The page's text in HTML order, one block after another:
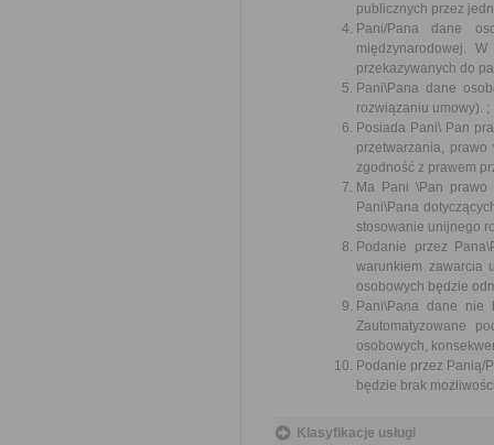
publicznych przez
Pani/Pana dane
międzynarodowej.
przekazywanych do
Pani\Pana dane
rozwiązaniu umowy). ;
Posiada Pani\ Pan
przetwarzania,
zgodność z prawem
Ma Pani \Pan prawo
Pani\Pana
stosowanie unijnego
Podanie przez
warunkiem zawarcia
osobowych będzie
Pani\Pana dane nie
Zautomatyzowane
osobowych,
Podanie przez Panią/
będzie brak
Klasyfikacje usługi